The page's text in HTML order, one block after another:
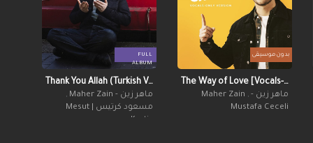
بدون موسيقى
The Way of Love [Vocals-Only]
ماهر زين - Maher Zain,
Mustafa Ceceli
FULL
ALBUM
Thank You Allah (Turkish Version)
ماهر زين - Maher Zain ,
مسعود كرتيس | Mesut